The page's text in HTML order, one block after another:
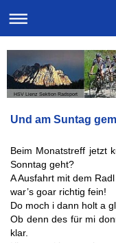
HSV Lienz Sektion Radsport
Und am Suntag
Beim Monatstreff jetzt
Sonntag geht?
A Ausfahrt mit dem
war’s goar richtig fein!
Do moch i dann holt a
Ob denn des für mi
klar.